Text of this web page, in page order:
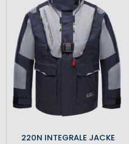
220N INTEGRALE JACKE